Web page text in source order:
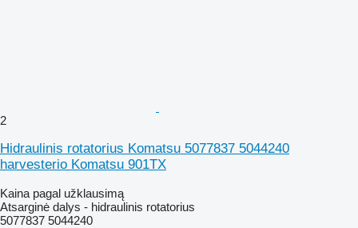
2
Hidraulinis rotatorius Komatsu 5077837 5044240
harvesterio Komatsu 901TX
Kaina pagal užklausimą
Atsarginė dalys - hidraulinis rotatorius
5077837 5044240